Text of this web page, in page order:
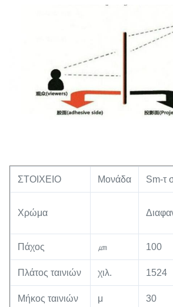
ΣΤΟΙΧΕΙΟ Μονάδα Sm-τ
Χρώμα
Πάχος ㎛ 100
Πλάτος ταινιών χιλ. 1524
Μήκος ταινιών μ 30